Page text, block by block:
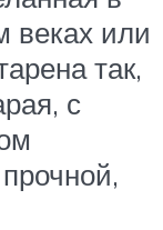
веках или
так,
с